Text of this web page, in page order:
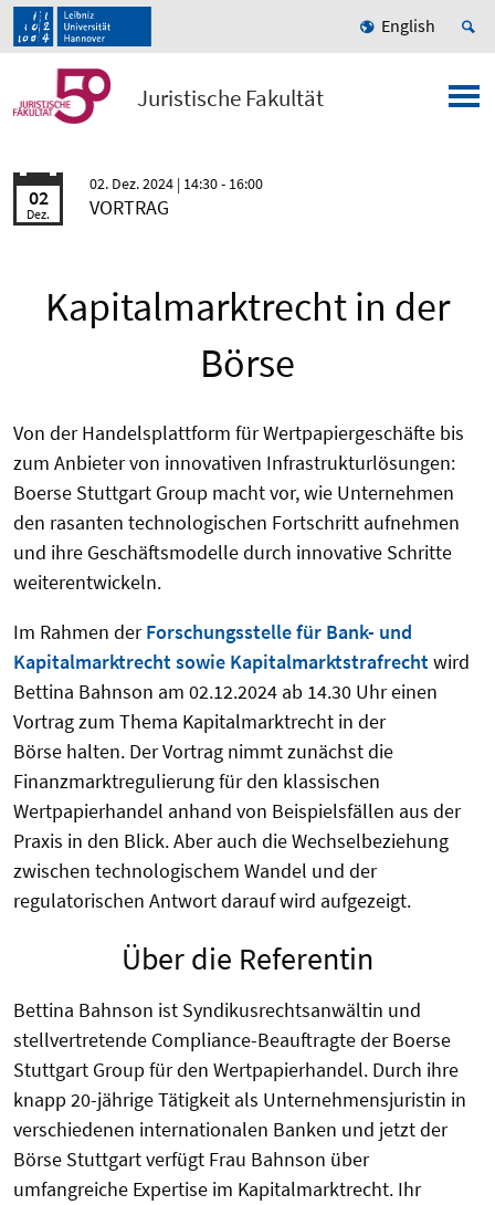
English
Juristische Fakultät
02
Dez.
02. Dez. 2024 | 14:30 - 16:00
VORTRAG
Kapitalmarktrecht in der
Börse
Von der Handelsplattform für Wertpapiergeschäfte bis
zum Anbieter von innovativen Infrastrukturlösungen:
Boerse Stuttgart Group macht vor, wie Unternehmen
den rasanten technologischen Fortschritt aufnehmen
und ihre Geschäftsmodelle durch innovative Schritte
weiterentwickeln.
Im Rahmen derForschungsstelle für Bank- und
Kapitalmarktrecht sowie Kapitalmarktstrafrechtwird
Bettina Bahnson am 02.12.2024 ab 14.30 Uhr einen
Vortrag zum Thema Kapitalmarktrecht in der
Börse halten. Der Vortrag nimmt zunächst die
Finanzmarktregulierung für den klassischen
Wertpapierhandel anhand von Beispielsfällen aus der
Praxis in den Blick. Aber auch die Wechselbeziehung
zwischen technologischem Wandel und der
regulatorischen Antwort darauf wird aufgezeigt.
Über die Referentin
Bettina Bahnson ist Syndikusrechtsanwältin und
stellvertretende Compliance-Beauftragte der Boerse
Stuttgart Group für den Wertpapierhandel. Durch ihre
knapp 20-jährige Tätigkeit als Unternehmensjuristin in
verschiedenen internationalen Banken und jetzt der
Börse Stuttgart verfügt Frau Bahnson über
umfangreiche Expertise im Kapitalmarktrecht. Ihr